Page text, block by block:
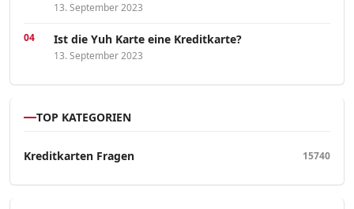
13. September 2023
Ist die Yuh Karte eine Kreditkarte?
13. September 2023
TOP KATEGORIEN
Kreditkarten Fragen 15740